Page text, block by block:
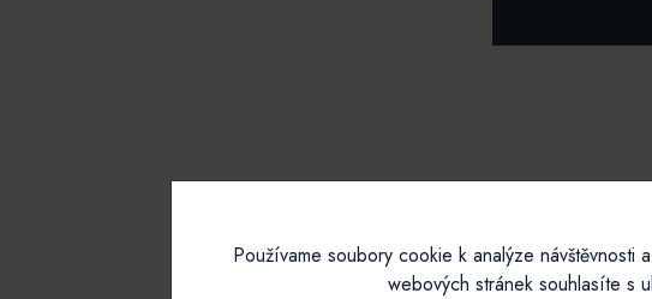
Používame soubory cookie k analýze návštěvnosti
webových stránek souhlasíte s